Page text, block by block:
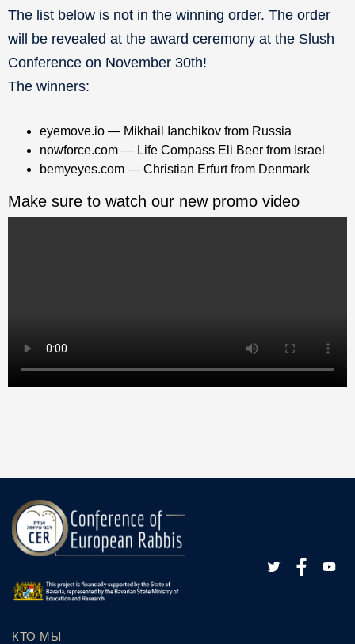
The list below is not in the winning order. The order
will be revealed at the award ceremony at the Slush
Conference on November 30th!
The winners:
eyemove.io — Mikhail Ianchikov from Russia
nowforce.com — Life Compass Eli Beer from Israel
bemyeyes.com — Christian Erfurt from Denmark
Make sure to watch our new promo video
КТО МЫ